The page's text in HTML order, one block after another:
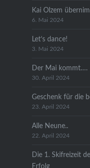
Kai Olzem
6. Mai 2024
Let’s dance!
3. Mai 2024
Der Mai kommt….
30. April 2024
Geschenk für die
23. April 2024
Alle Neune..
22. April 2024
Die 1. Skifreizeit
Erfolg